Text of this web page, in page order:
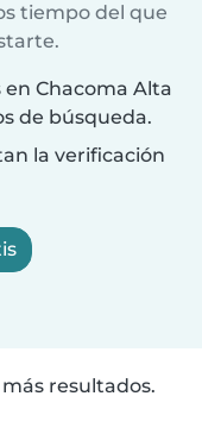
tiempo del que
Chacoma Alta
de búsqueda.
la verificación
resultados.